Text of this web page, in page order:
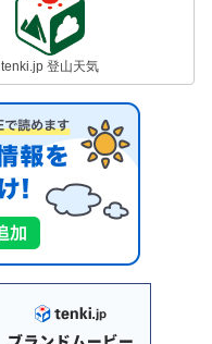
tenki.jp 登山天気